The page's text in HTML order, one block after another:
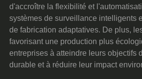
d'accroître la flexibilité et
systèmes de surveillance intelligents
de fabrication adaptatives. De plus,
favorisant une production plus
entreprises à atteindre leurs objectifs
durable et à réduire leur impact